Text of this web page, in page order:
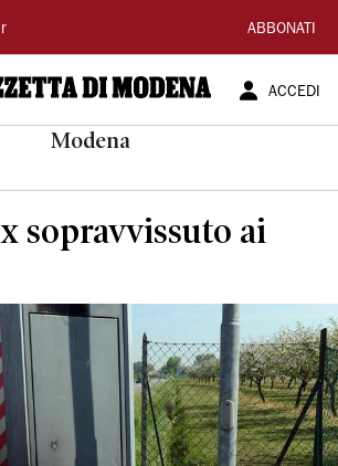
ABBONATI
ACCEDI
Modena
sopravvissuto ai